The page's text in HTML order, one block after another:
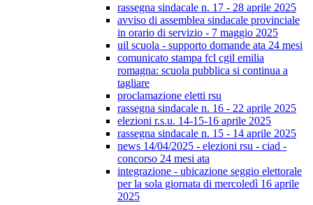
rassegna sindacale n. 17 - 28 aprile 2025
avviso di assemblea sindacale provinciale
in orario di servizio - 7 maggio 2025
uil scuola - supporto domande ata 24 mesi
comunicato stampa fcl cgil emilia
romagna: scuola pubblica si continua a
tagliare
proclamazione eletti rsu
rassegna sindacale n. 16 - 22 aprile 2025
elezioni r.s.u. 14-15-16 aprile 2025
rassegna sindacale n. 15 - 14 aprile 2025
news 14/04/2025 - elezioni rsu - ciad -
concorso 24 mesi ata
integrazione - ubicazione seggio elettorale
per la sola giornata di mercoledì 16 aprile
2025